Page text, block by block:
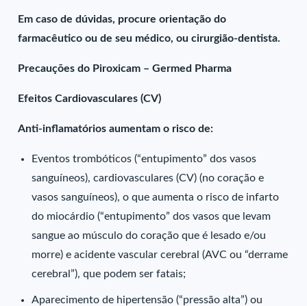
Em caso de dúvidas, procure orientação do
farmacêutico ou de seu médico, ou cirurgião-dentista.
Precauções do Piroxicam – Germed Pharma
Efeitos Cardiovasculares (CV)
Anti-inflamatórios aumentam o risco de:
Eventos trombóticos (“entupimento” dos vasos
sanguíneos), cardiovasculares (CV) (no coração e
vasos sanguíneos), o que aumenta o risco de infarto
do miocárdio (“entupimento” dos vasos que levam
sangue ao músculo do coração que é lesado e/ou
morre) e acidente vascular cerebral (AVC ou “derrame
cerebral”), que podem ser fatais;
Aparecimento de hipertensão (“pressão alta”) ou